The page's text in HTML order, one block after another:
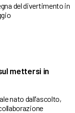
del divertimento in
mettersi in
nato dall’ascolto,